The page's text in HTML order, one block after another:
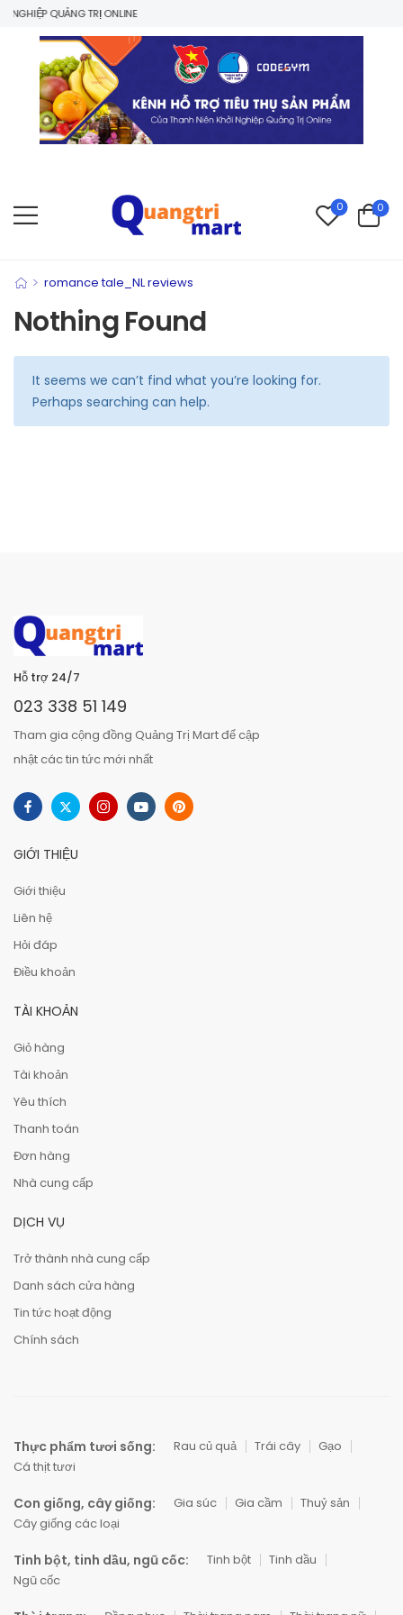
QUẢNG TRỊ ONLINE
0 0
> romance tale_NL reviews
Nothing Found
It seems we can’t find what you’re looking for.
Perhaps searching can help.
Hỗ trợ 24/7
023 338 51 149
Tham gia cộng đồng Quảng Trị Mart để cập
nhật các tin tức mới nhất
GIỚI THIỆU
Giới thiệu
Liên hệ
Hỏi đáp
Điều khoản
TÀI KHOẢN
Giỏ hàng
Tài khoản
Yêu thích
Thanh toán
Đơn hàng
Nhà cung cấp
DỊCH VỤ
Trở thành nhà cung cấp
Danh sách cửa hàng
Tin tức hoạt động
Chính sách
Thực phẩm tươi sống: Rau củ quả Trái cây
Gạo
Cá thịt tươi
Con giống, cây giống: Gia súc Gia cầm
Thuỷ sản
Cây giống các loại
Tinh bột, tinh dầu, ngũ cốc: Tinh bột
Tinh dầu
Ngũ cốc